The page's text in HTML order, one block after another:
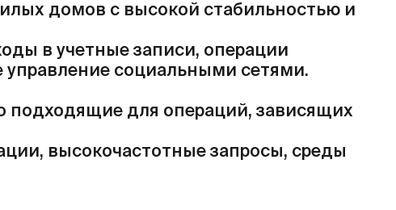
домов с высокой стабильностью и
в учетные записи, операции
социальными сетями.
подходящие для операций, зависящих
высокочастотные запросы, среды